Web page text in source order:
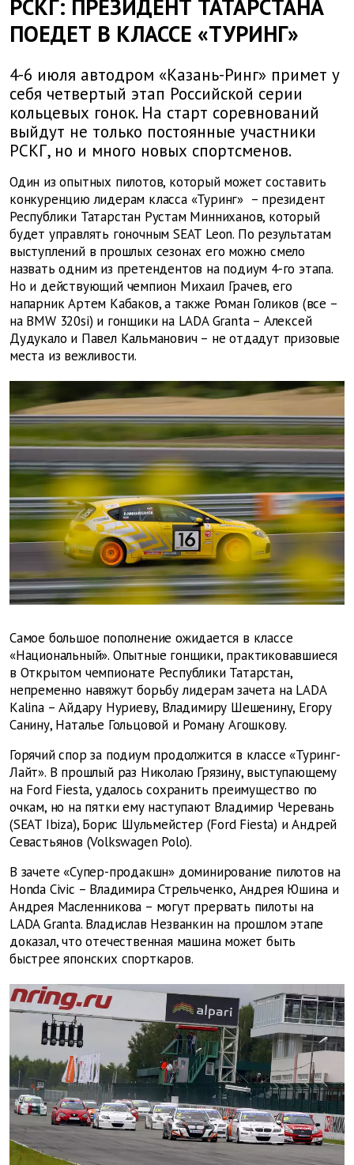
РСКГ: ПРЕЗИДЕНТ ТАТАРСТАНА
ПОЕДЕТ В КЛАССЕ «ТУРИНГ»
4-6 июля автодром «Казань-Ринг» примет у
себя четвертый этап Российской серии
кольцевых гонок. На старт соревнований
выйдут не только постоянные участники
РСКГ, но и много новых спортсменов.
Один из опытных пилотов, который может составить
конкуренцию лидерам класса «Туринг» – президент
Республики Татарстан Рустам Минниханов, который
будет управлять гоночным SEAT Leon. По результатам
выступлений в прошлых сезонах его можно смело
назвать одним из претендентов на подиум 4-го этапа.
Но и действующий чемпион Михаил Грачев, его
напарник Артем Кабаков, а также Роман Голиков (все –
на BMW 320si) и гонщики на LADA Granta – Алексей
Дудукало и Павел Кальманович – не отдадут призовые
места из вежливости.
Самое большое пополнение ожидается в классе
«Национальный». Опытные гонщики, практиковавшиеся
в Открытом чемпионате Республики Татарстан,
непременно навяжут борьбу лидерам зачета на LADA
Kalina – Айдару Нуриеву, Владимиру Шешенину, Егору
Санину, Наталье Гольцовой и Роману Агошкову.
Горячий спор за подиум продолжится в классе «Туринг-
Лайт». В прошлый раз Николаю Грязину, выступающему
на Ford Fiesta, удалось сохранить преимущество по
очкам, но на пятки ему наступают Владимир Черевань
(SEAT Ibiza), Борис Шульмейстер (Ford Fiesta) и Андрей
Севастьянов (Volkswagen Polo).
В зачете «Супер-продакшн» доминирование пилотов на
Honda Civic – Владимира Стрельченко, Андрея Юшина и
Андрея Масленникова – могут прервать пилоты на
LADA Granta. Владислав Незванкин на прошлом этапе
доказал, что отечественная машина может быть
быстрее японских спорткаров.